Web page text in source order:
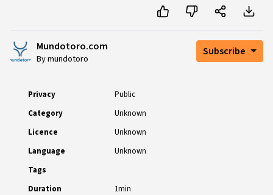
Mundotoro.com
By mundotoro
Subscribe
Privacy
Public
Category
Unknown
Licence
Unknown
Language
Unknown
Tags
Duration
1min